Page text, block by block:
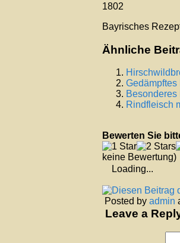
1802
Bayrisches
Ähnliche
Besonderes
Rindfleisch
Bewerten Sie
keine Bewertung)
Loading...
Posted by admin
Leave a